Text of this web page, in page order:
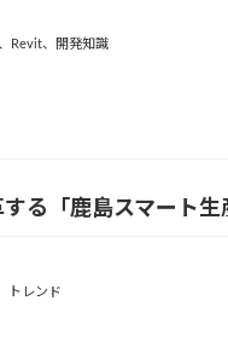
Revit、 開発知識
る「鹿島スマート
トレンド